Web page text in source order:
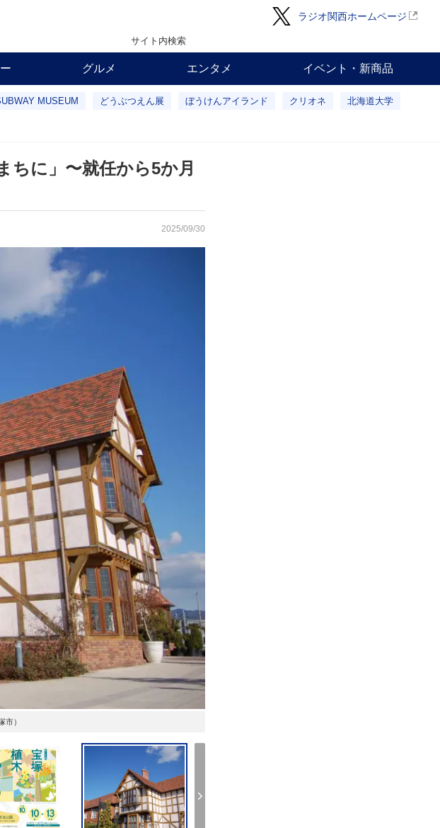
ラジオ関西ホームページ
サイト内検索
グルメ エンタメ イベント・新商品
MUSEUM どうぶつえん展 ぼうけんアイランド クリオネ 北海道大学
に」〜就任から5か月
2025/09/30
）